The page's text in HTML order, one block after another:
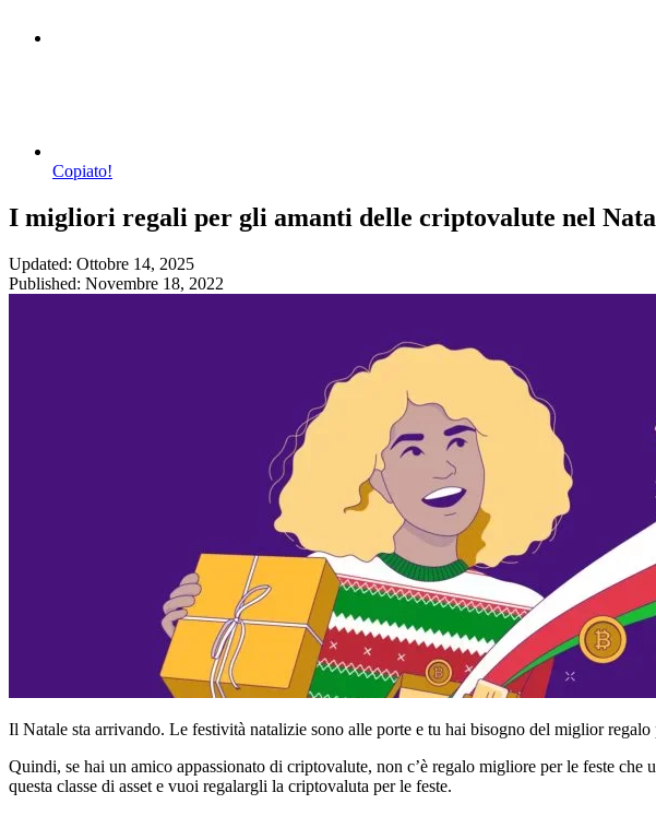
Copiato!
I migliori regali per gli amanti delle criptovalute nel
Updated: Ottobre 14, 2025
Published: Novembre 18, 2022
Il Natale sta arrivando. Le festività natalizie sono alle porte e tu hai bisogno del miglior
Quindi, se hai un amico appassionato di criptovalute, non c’è regalo migliore per le feste
questa classe di asset e vuoi regalargli la criptovaluta per le feste.